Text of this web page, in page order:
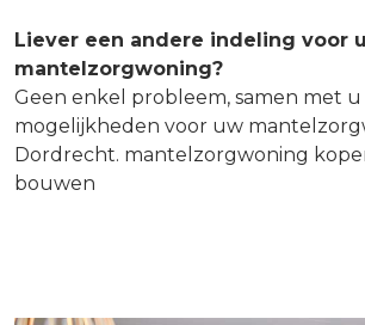
Liever een andere indeling voor
mantelzorgwoning?
Geen enkel probleem, samen met
mogelijkheden voor uw
Dordrecht. mantelzorgwoning
bouwen